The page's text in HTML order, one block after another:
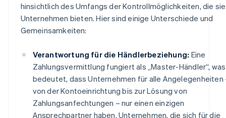
hinsichtlich des Umfangs der Kontrollmöglichkeiten, die sie
Unternehmen bieten. Hier sind einige Unterschiede und
Gemeinsamkeiten:
Verantwortung für die Händlerbeziehung: Eine
Zahlungsvermittlung fungiert als „Master-Händler“, was
bedeutet, dass Unternehmen für alle Angelegenheiten
von der Kontoeinrichtung bis zur Lösung von
Zahlungsanfechtungen – nur einen einzigen
Ansprechpartner haben. Unternehmen, die sich für die